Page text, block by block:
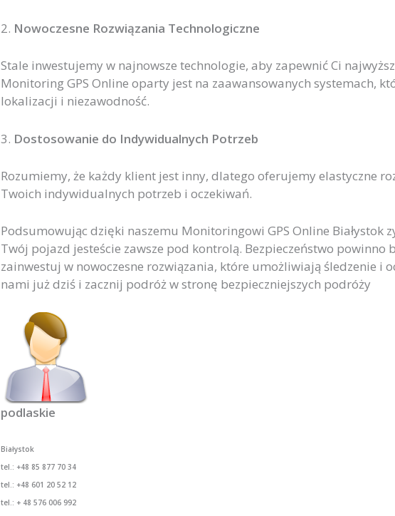
2. Nowoczesne Rozwiązania Technologiczne
Stale inwestujemy w najnowsze technologie, aby zapewnić Ci
Monitoring GPS Online oparty jest na zaawansowanych systemach,
lokalizacji i niezawodność.
3. Dostosowanie do Indywidualnych Potrzeb
Rozumiemy, że każdy klient jest inny, dlatego oferujemy elastyczne
Twoich indywidualnych potrzeb i oczekiwań.
Podsumowując dzięki naszemu Monitoringowi GPS Online Białystok
Twój pojazd jesteście zawsze pod kontrolą. Bezpieczeństwo
zainwestuj w nowoczesne rozwiązania, które umożliwiają śledzenie i
nami już dziś i zacznij podróż w stronę bezpieczniejszych podróży
podlaskie
Białystok
tel.: +48 85 877 70 34
tel.: +48 601 20 52 12
tel.: + 48 576 006 992